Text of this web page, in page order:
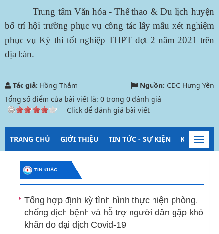
Trung tâm Văn hóa - Thể thao & Du lịch huyện
bố trí hội trường phục vụ công tác lấy mẫu xét nghiệm
phục vụ Kỳ thi tốt nghiệp THPT đợt 2 năm 2021 trên
địa bàn.
Tác giả: Hồng Thắm Nguồn: CDC Hưng Yên
Tổng số điểm của bài viết là: 0 trong 0 đánh giá
Click để đánh giá bài viết
TRANG CHỦ GIỚI THIỆU TIN TỨC - SỰ KIỆN KIỂM
TIN KHÁC
Tổng hợp định kỳ tình hình thực hiện phòng,
chống dịch bệnh và hỗ trợ người dân gặp khó
khăn do đại dịch Covid-19